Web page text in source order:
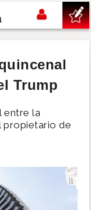
Trump
entre la
propietario de